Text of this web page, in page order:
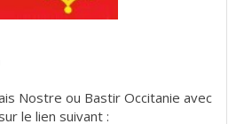
Nostre ou Bastir Occitanie avec
le lien suivant :